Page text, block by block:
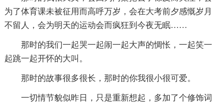
为了体育课未被征用而高呼万岁，会在大考前夕感慨岁月
不留人，会为明天的运动会而疯狂到今夜无眠……
那时的我们一起哭一起闹一起大声的惆怅，一起笑一
起跳一起开怀的大叫。
那时的故事很多很长，那时的你我很小很可爱。
一切情节貌似昨日，只是重新想起，多加了个修饰词